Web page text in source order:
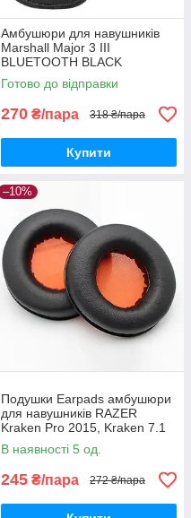
Амбушюри для навушників
Marshall Major 3 III
BLUETOOTH BLACK
Готово до відправки
270 ₴/пара 318 ₴/пара
Купити
–10%
Подушки Earpads амбушюри
для навушників RAZER
Kraken Pro 2015, Kraken 7.1
Chroma, USB, Essential
В наявності 5 од.
245 ₴/пара 272 ₴/пара